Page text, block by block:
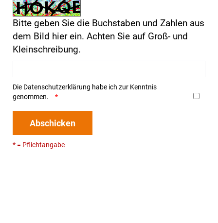
Bitte geben Sie die Buchstaben und Zahlen aus
dem Bild hier ein. Achten Sie auf Groß- und
Kleinschreibung.
Die Datenschutzerklärung habe ich zur Kenntnis
genommen.
Abschicken
* = Pflichtangabe